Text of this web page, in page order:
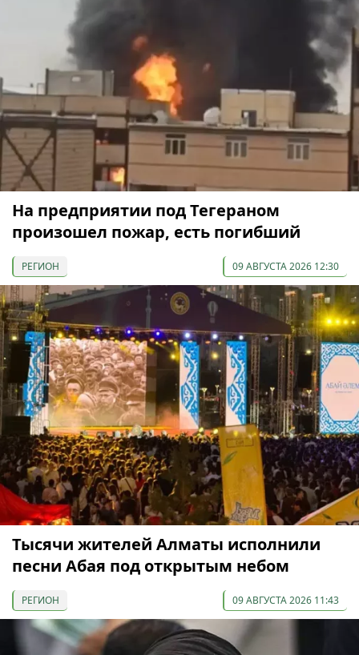
На предприятии под Тегераном
произошел пожар, есть погибший
РЕГИОН 09 АВГУСТА 2026 12:30
Тысячи жителей Алматы исполнили
песни Абая под открытым небом
РЕГИОН 09 АВГУСТА 2026 11:43